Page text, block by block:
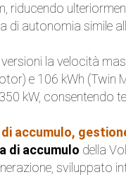
riducendo
di autonomia simile
versioni la velocità
e 106 kWh (Twin
kW, consentendo
accumulo,
di accumulo della
sviluppato